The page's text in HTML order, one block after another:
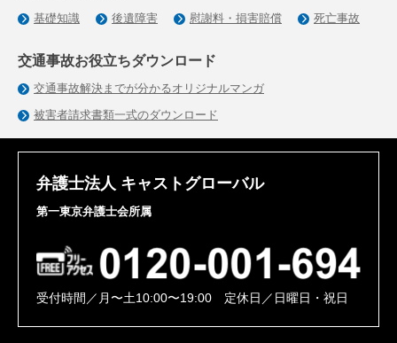
基礎知識 後遺障害 慰謝料・損害賠償 死亡事故
交通事故お役立ちダウンロード
交通事故解決までが分かるオリジナルマンガ
被害者請求書類一式のダウンロード
弁護士法人 キャストグローバル
第一東京弁護士会所属
受付時間／月〜土10:00〜19:00 定休日／日曜日・祝日